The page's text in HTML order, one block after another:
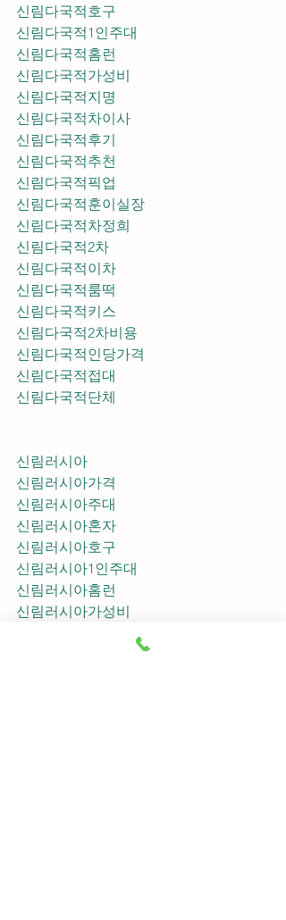
신림다국적호구
신림다국적1인주대
신림다국적홈런
신림다국적가성비
신림다국적지명
신림다국적차이사
신림다국적후기
신림다국적추천
신림다국적훈이실장
신림다국적차정희
신림다국적2차
신림다국적이차
신림다국적룸떡
신림다국적키스
신림다국적2차비용
신림다국적인당가격
신림다국적접대
신림다국적단체
신림러시아
신림러시아가격
신림러시아주대
신림러시아혼자
신림러시아호구
신림러시아1인주대
신림러시아홈런
신림러시아가성비